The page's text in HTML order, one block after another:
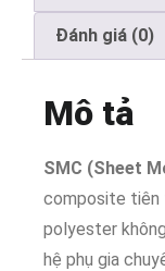
Đánh giá (0)
Mô tả
SMC (Sheet
composite tiên
polyester
hệ phụ gia